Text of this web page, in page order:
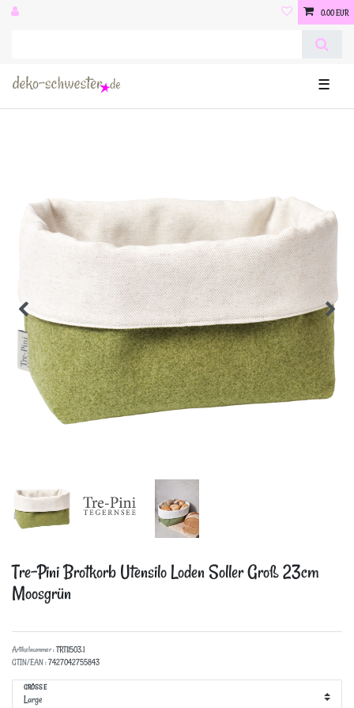
0,00 EUR
☰
Tre-Pini Brotkorb Utensilo Loden SollerGroß 23cm
Moosgrün
Artikelnummer :TRT11503.1
GTIN/EAN :7427042755843
GRÖSSE